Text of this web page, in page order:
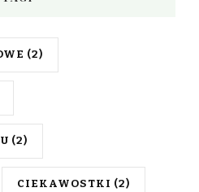
(2)
(2)
CIEKAWOSTKI (2)